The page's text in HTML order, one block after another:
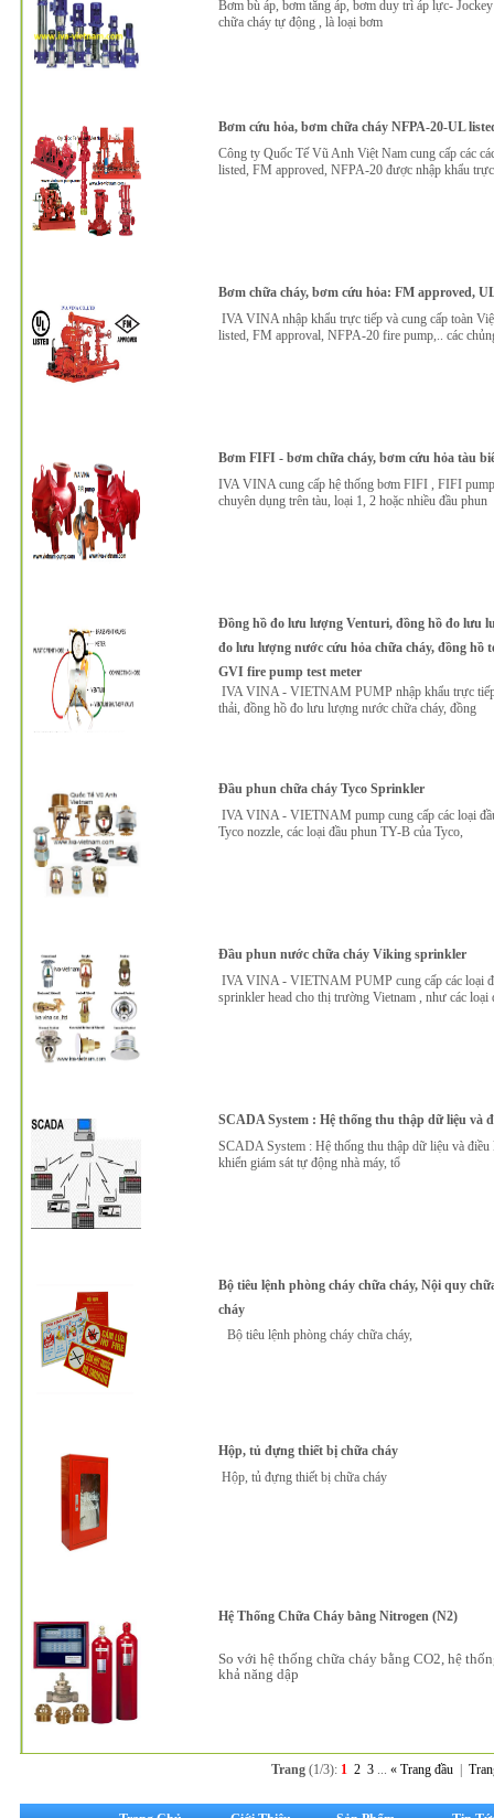
Bơm bù áp, bơm tăng áp, bơm duy trì áp lực-
chữa cháy tự động , là loại bơm
Bơm cứu hỏa, bơm chữa cháy NFPA-20-UL
Công ty Quốc Tế Vũ Anh Việt Nam cung cấp các
listed, FM approved, NFPA-20 được nhập khẩu trực
Bơm chữa cháy, bơm cứu hỏa: FM approved,
IVA VINA nhập khẩu trực tiếp và cung cấp toàn
listed, FM approval, NFPA-20 fire pump,.. các
Bơm FIFI - bơm chữa cháy, bơm cứu hỏa tàu
IVA VINA cung cấp hệ thống bơm FIFI , FIFI
chuyên dụng trên tàu, loại 1, 2 hoặc nhiều đầu phun
Đồng hồ đo lưu lượng Venturi, đồng hồ đo lưu
đo lưu lượng nước cứu hỏa chữa cháy, đồng hồ
GVI fire pump test meter
IVA VINA - VIETNAM PUMP nhập khẩu trực
thải, đồng hồ đo lưu lượng nước chữa cháy, đồng
Đầu phun chữa cháy Tyco Sprinkler
IVA VINA - VIETNAM pump cung cấp các loại
Tyco nozzle, các loại đầu phun TY-B của Tyco,
Đầu phun nước chữa cháy Viking sprinkler
IVA VINA - VIETNAM PUMP cung cấp các loại
sprinkler head cho thị trường Vietnam , như các loại
SCADA System : Hệ thống thu thập dữ liệu và
SCADA System : Hệ thống thu thập dữ liệu và
khiển giám sát tự động nhà máy, tổ
Bộ tiêu lệnh phòng cháy chữa cháy, Nội quy
cháy
Bộ tiêu lệnh phòng cháy chữa cháy,
Hộp, tủ đựng thiết bị chữa cháy
Hộp, tủ đựng thiết bị chữa cháy
Hệ Thống Chữa Cháy bằng Nitrogen (N2)
So với hệ thống chữa cháy bằng CO2, hệ
khả năng dập
Trang (1/3):1 2 3 ... « Trang đầu